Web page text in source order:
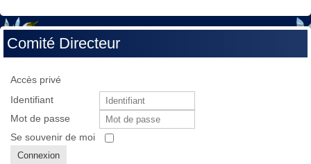
Comité Directeur
Accès privé
Identifiant
Mot de passe
Se souvenir de moi
Connexion